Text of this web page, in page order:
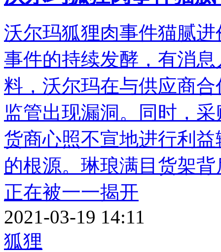
沃尔玛狐狸肉事件猫腻
事件的持续发酵，有消
料，沃尔玛在与供应商
监管出现漏洞。同时，
货商心照不宣地进行利
的根源。琳琅满目货架
正在被一一揭开
2021-03-19 14:11
狐狸